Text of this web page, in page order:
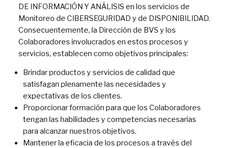
DE INFORMACIÓN Y ANÁLISIS en los servicios de
Monitoreo de CIBERSEGURIDAD y de DISPONIBILIDAD.
Consecuentemente, la Dirección de BVS y los
Colaboradores involucrados en estos procesos y
servicios, establecen como objetivos principales:
Brindar productos y servicios de calidad que
satisfagan plenamente las necesidades y
expectativas de los clientes.
Proporcionar formación para que los Colaboradores
tengan las habilidades y competencias necesarias
para alcanzar nuestros objetivos.
Mantener la eficacia de los procesos a través del